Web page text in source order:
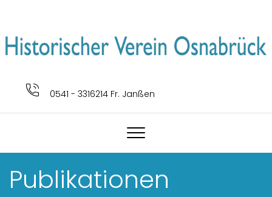
0541 - 3316214 Fr. Janßen
Publikationen